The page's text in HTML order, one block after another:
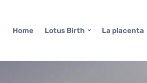
Home Lotus Birth La placenta